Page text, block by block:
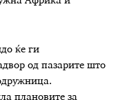
ќе ги
од пазарите што
плановите за